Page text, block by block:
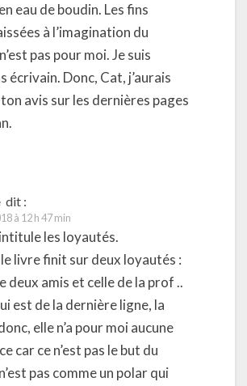
eau de boudin. Les fins
à l’imagination du
pas pour moi. Je suis
écrivain. Donc, Cat, j’aurais
avis sur les dernières pages
dit :
à 12 h 47 min
les loyautés.
livre finit sur deux loyautés :
deux amis et celle de la prof ..
est de la dernière ligne, la
elle n’a pour moi aucune
car ce n’est pas le but du
pas comme un polar qui